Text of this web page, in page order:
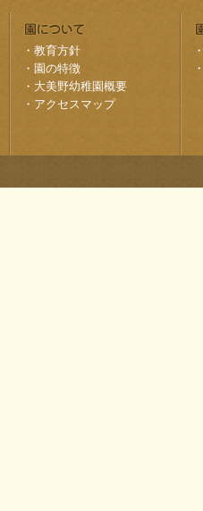
・ 教育方針
・ 園の特徴
・ 大美野幼稚園概要
・ アクセスマップ
・
・